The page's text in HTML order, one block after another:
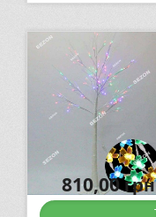
810,00грн